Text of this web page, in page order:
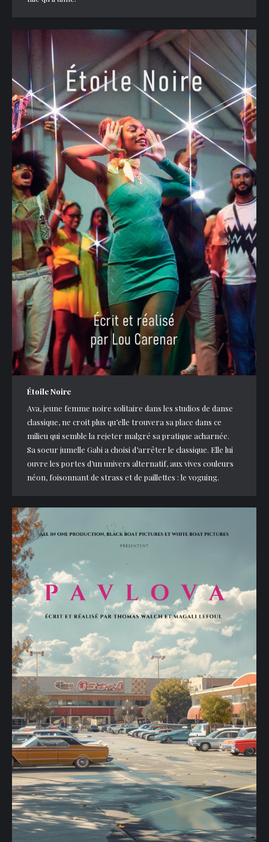
Étoile Noire
Ava, jeune femme noire solitaire dans les studios de danse
classique, ne croit plus qu’elle trouvera sa place dans ce
milieu qui semble la rejeter malgré sa pratique acharnée.
Sa soeur jumelle Gabi a choisi d’arrêter le classique. Elle lui
ouvre les portes d’un univers alternatif, aux vives couleurs
néon, foisonnant de strass et de paillettes : le voguing.